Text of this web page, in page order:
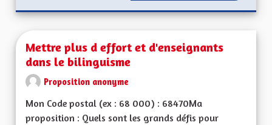
Mettre plus d effort et d'enseignants
dans le bilinguisme
Proposition anonyme
Mon Code postal (ex : 68 000) : 68470Ma
proposition : Quels sont les grands défis pour